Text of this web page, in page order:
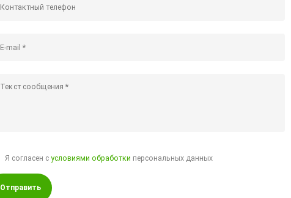
Я согласен сусловиями обработки персональных данных
Отправить